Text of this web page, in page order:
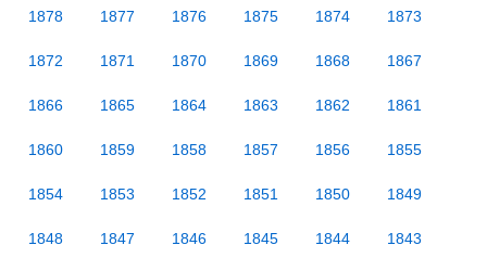
1878 1877 1876 1875 1874 1873
1872 1871 1870 1869 1868 1867
1866 1865 1864 1863 1862 1861
1860 1859 1858 1857 1856 1855
1854 1853 1852 1851 1850 1849
1848 1847 1846 1845 1844 1843